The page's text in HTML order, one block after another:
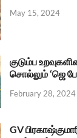
May 15, 2024
குடும்ப
சொல்லும் ‘ஜெ
February 28, 2024
GV